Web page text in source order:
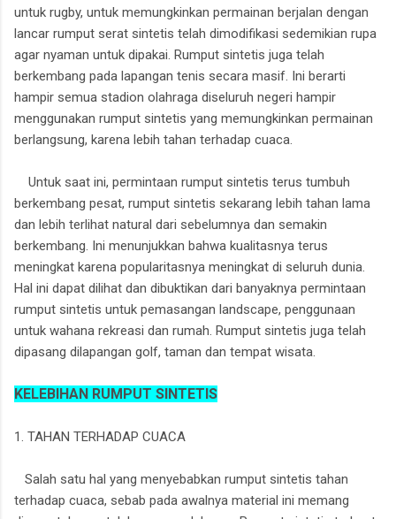
untuk rugby, untuk memungkinkan permainan berjalan dengan
lancar rumput serat sintetis telah dimodifikasi sedemikian rupa
agar nyaman untuk dipakai. Rumput sintetis juga telah
berkembang pada lapangan tenis secara masif. Ini berarti
hampir semua stadion olahraga diseluruh negeri hampir
menggunakan rumput sintetis yang memungkinkan permainan
berlangsung, karena lebih tahan terhadap cuaca.
Untuk saat ini, permintaan rumput sintetis terus tumbuh
berkembang pesat, rumput sintetis sekarang lebih tahan lama
dan lebih terlihat natural dari sebelumnya dan semakin
berkembang. Ini menunjukkan bahwa kualitasnya terus
meningkat karena popularitasnya meningkat di seluruh dunia.
Hal ini dapat dilihat dan dibuktikan dari banyaknya permintaan
rumput sintetis untuk pemasangan landscape, penggunaan
untuk wahana rekreasi dan rumah. Rumput sintetis juga telah
dipasang dilapangan golf, taman dan tempat wisata.
KELEBIHAN RUMPUT SINTETIS
1. TAHAN TERHADAP CUACA
Salah satu hal yang menyebabkan rumput sintetis tahan
terhadap cuaca, sebab pada awalnya material ini memang